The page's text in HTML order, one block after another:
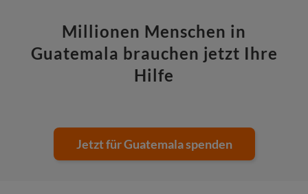
Millionen Menschen in
Guatemala brauchen jetzt Ihre
Hilfe
Jetzt für Guatemala spenden